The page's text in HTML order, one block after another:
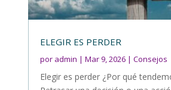
ELEGIR ES PERDER
por admin | Mar 9, 2026 | Consejos
Elegir es perder ¿Por qué